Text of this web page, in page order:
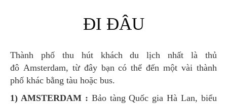
ĐI ĐÂU
Thành phố thu hút khách du lịch nhất là thủ
đô Amsterdam, từ đây bạn có thể đến một vài thành
phố khác bằng tàu hoặc bus.
1) AMSTERDAM : Bảo tàng Quốc gia Hà Lan, biểu